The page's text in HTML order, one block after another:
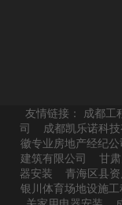
友情链接： 成都工
司
成都凯乐诺科
徽专业房地产经纪公
建筑有限公司
甘
器安装
青海区县
银川体育场地设施